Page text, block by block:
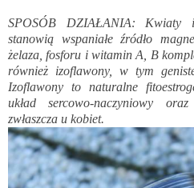
SPOSÓB DZIAŁANIA: Kwiaty
stanowią wspaniałe źródło
żelaza, fosforu i witamin A, B
również izoflawony, w tym
Izoflawony to naturalne
układ sercowo-naczyniowy
zwłaszcza u kobiet.